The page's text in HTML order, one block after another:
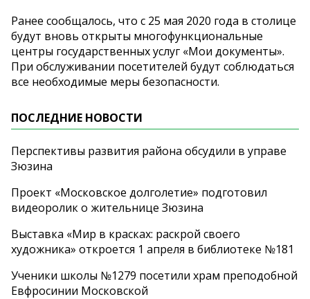
Ранее сообщалось, что с 25 мая 2020 года в столице
будут вновь открыты многофункциональные
центры государственных услуг «Мои документы».
При обслуживании посетителей будут соблюдаться
все необходимые меры безопасности.
ПОСЛЕДНИЕ НОВОСТИ
Перспективы развития района обсудили в управе
Зюзина
Проект «Московское долголетие» подготовил
видеоролик о жительнице Зюзина
Выставка «Мир в красках: раскрой своего
художника» откроется 1 апреля в библиотеке №181
Ученики школы №1279 посетили храм преподобной
Евфросинии Московской